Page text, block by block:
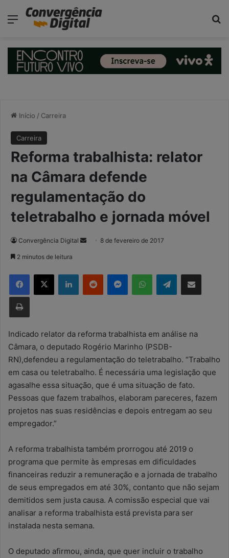
Menu
Início / Carreira
Carreira
Reforma trabalhista: relator
na Câmara defende
regulamentação do
teletrabalho e jornada móvel
Convergência Digital
d
-
m
a
i
l
8 de fevereiro de 2017
2 minutos de leitura
Telegram
Indicado relator da reforma trabalhista em análise na
Câmara, o deputado Rogério Marinho (PSDB-
RN),defendeu a regulamentação do teletrabalho. “Trabalho
em casa ou teletrabalho. É necessária uma legislação que
agasalhe essa situação, que é uma situação de fato.
Pessoas que fazem trabalhos, elaboram pareceres, fazem
projetos nas suas residências e depois entregam ao seu
empregador.”
A reforma trabalhista também prorrogou até 2019 o
programa que permite às empresas em dificuldades
financeiras reduzir a remuneração e a jornada de trabalho
de seus empregados em até 30%, contanto que não sejam
demitidos sem justa causa. A comissão especial que vai
analisar a reforma trabalhista está prevista para ser
instalada nesta semana.
O deputado afirmou, ainda, que quer incluir o trabalho